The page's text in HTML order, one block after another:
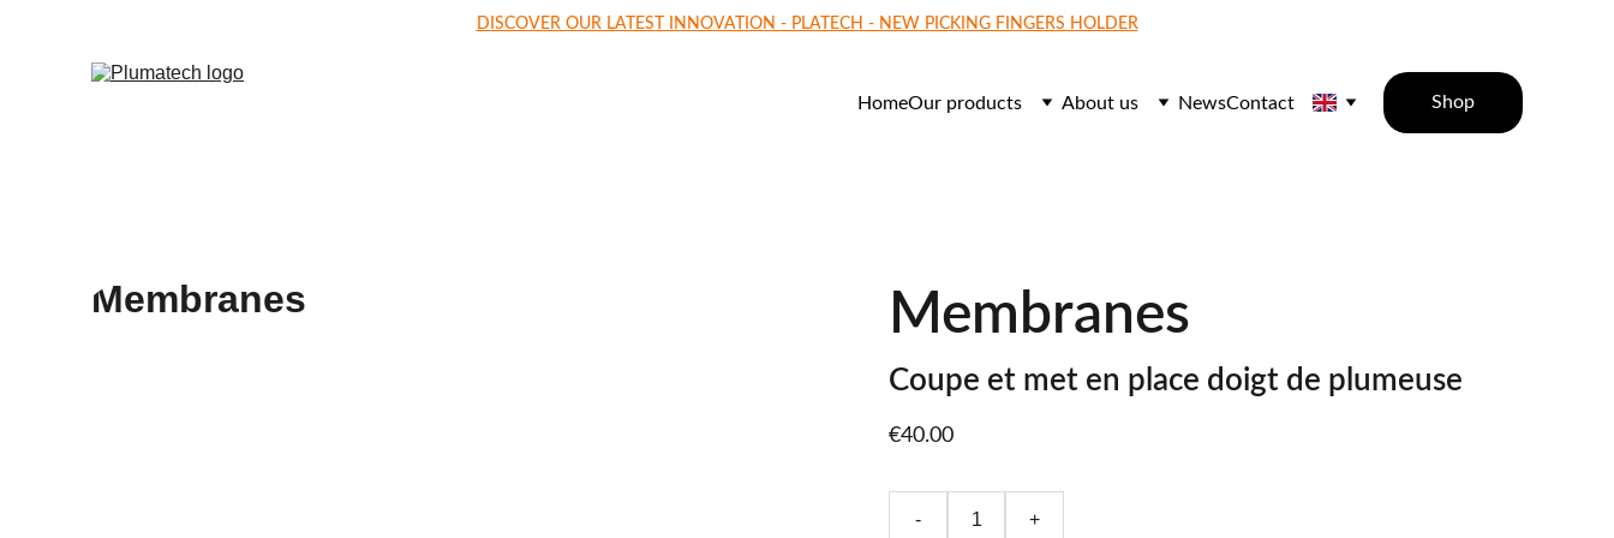
DISCOVER OUR LATEST INNOVATION - PLATECH - NEW PICKING FINGERS HOLDER
HomeOur products About us NewsContact Shop
Membranes
Coupe et met en place doigt de plumeuse
€40.00
- +